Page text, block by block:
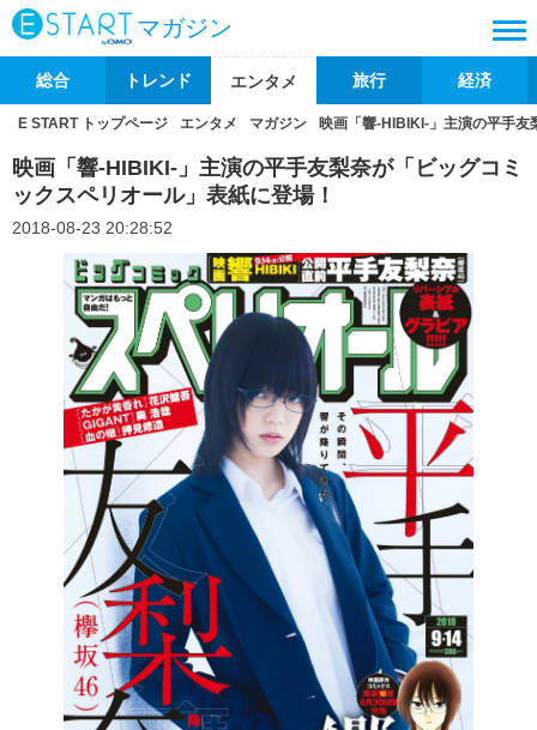
マガジン
総合 トレンド エンタメ 旅行 経済
E START トップページ エンタメ マガジン 映画「響-HIBIKI-」主演の平手友
映画「響-HIBIKI-」主演の平手友梨奈が「ビッグコミ
ックスペリオール」表紙に登場！
2018-08-23 20:28:52